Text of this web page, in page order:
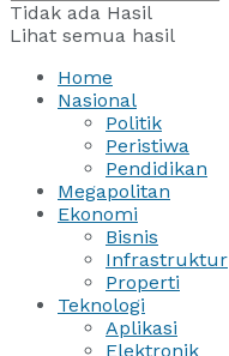
Tidak ada Hasil
Lihat semua hasil
Home
Nasional
Politik
Peristiwa
Pendidikan
Megapolitan
Ekonomi
Bisnis
Infrastruktur
Properti
Teknologi
Aplikasi
Elektronik